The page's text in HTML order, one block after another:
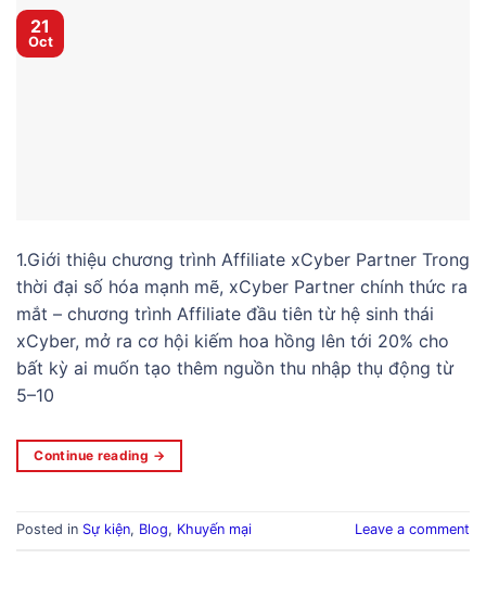
21
Oct
1.Giới thiệu chương trình Affiliate xCyber Partner Trong
thời đại số hóa mạnh mẽ, xCyber Partner chính thức ra
mắt – chương trình Affiliate đầu tiên từ hệ sinh thái
xCyber, mở ra cơ hội kiếm hoa hồng lên tới 20% cho
bất kỳ ai muốn tạo thêm nguồn thu nhập thụ động từ
5–10
Continue reading →
Posted in Sự kiện, Blog, Khuyến mại Leave a comment